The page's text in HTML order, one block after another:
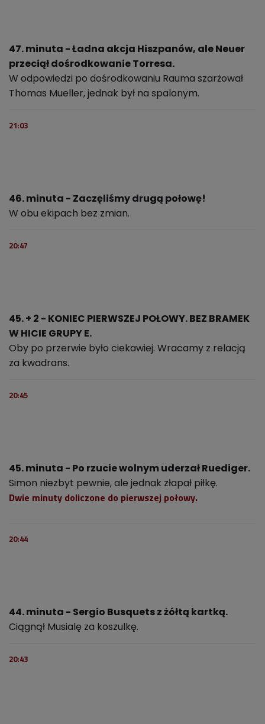
47. minuta - Ładna akcja Hiszpanów, ale Neuer
przeciął dośrodkowanie Torresa.
W odpowiedzi po dośrodkowaniu Rauma szarżował
Thomas Mueller, jednak był na spalonym.
21:03
46. minuta - Zaczęliśmy drugą połowę!
W obu ekipach bez zmian.
20:47
45. + 2 - KONIEC PIERWSZEJ POŁOWY. BEZ BRAMEK
W HICIE GRUPY E.
Oby po przerwie było ciekawiej. Wracamy z relacją
za kwadrans.
20:45
45. minuta - Po rzucie wolnym uderzał Ruediger.
Simon niezbyt pewnie, ale jednak złapał piłkę.
Dwie minuty doliczone do pierwszej połowy.
20:44
44. minuta - Sergio Busquets z żółtą kartką.
Ciągnął Musialę za koszulkę.
20:43